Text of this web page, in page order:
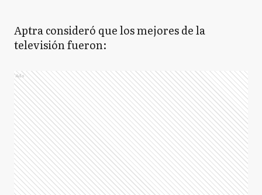
Aptra consideró que los mejores de la
televisión fueron:
Ads